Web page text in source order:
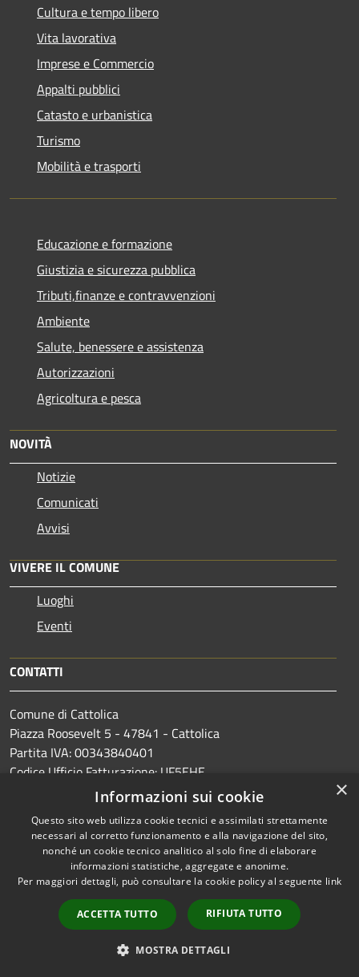
Cultura e tempo libero
Vita lavorativa
Imprese e Commercio
Appalti pubblici
Catasto e urbanistica
Turismo
Mobilità e trasporti
Educazione e formazione
Giustizia e sicurezza pubblica
Tributi,finanze e contravvenzioni
Ambiente
Salute, benessere e assistenza
Autorizzazioni
Agricoltura e pesca
NOVITÀ
Notizie
Comunicati
Avvisi
VIVERE IL COMUNE
Luoghi
Eventi
CONTATTI
Comune di Cattolica
Piazza Roosevelt 5 - 47841 - Cattolica
Partita IVA: 00343840401
Codice Ufficio Fatturazione: UF5EHE
Codice ISTAT: 099002
Codice IPA: c_c357
protocollo@comunecattolica.legalmailpa.it
Centralino Unico: +39 0541 966511
Polizia Locale: +39 0541 966611
×
Informazioni sui cookie
Questo sito web utilizza cookie tecnici e assimilati strettamente
necessari al corretto funzionamento e alla navigazione del sito,
nonché un cookie tecnico analitico al solo fine di elaborare
informazioni statistiche, aggregate e anonime.
Per maggiori dettagli, può consultare la cookie policy al seguente link
ACCETTA TUTTO RIFIUTA TUTTO
MOSTRA DETTAGLI